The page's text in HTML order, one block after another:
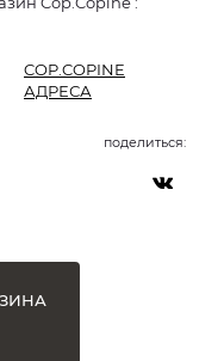
COP.COPINE
АДРЕСА
поделиться: